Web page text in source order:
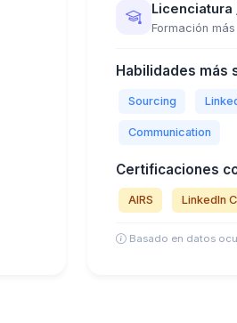
Formación
Habilidades más
Sourcing
Communication
Certificaciones
AIRS LinkedIn
Basado en datos